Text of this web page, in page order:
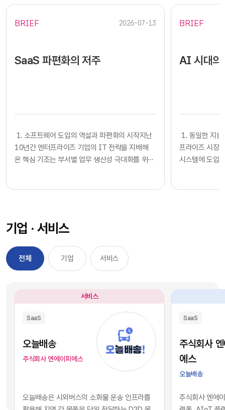
BRIEF 2026-07-13
SaaS 파편화의 저주
​​ 1. 소프트웨어 도입의 역설과 파편화의 시작지난
10년간 엔터프라이즈 기업의 IT 전략을 지배해
온 핵심 기조는 부서별 업무 생산성 극대화를 위한
업의 업무 처리 속도를 비약적으로 단축시켰고, 디
지털 전환을 달성하는 가장 확실한 방법론으로 자
리 잡았습니다.그러나 IT 인프라의 규모가 팽창하
면서 엔터프라이즈 환경에는 심각한 구조적 역설
높이기 위해 도입한 수많은 소프트웨어들이 오히
려 전사적인 데이터의 흐름을 원천적으로 단절시
키는 부작용, 즉 'SaaS 파편화' 현상을 초래한 것
입니다. 각 부서가 자신의 목적에만 부합하는 솔루
션을 파편적으로 채택하고 운용함에 따라, 기업의
핵심 자산인 데이터는 서로 호환되지 않는 수백 개
의 개별 애플리케이션 서버 안에 고립되는 결과를
니다. 특정 부서 단위의 기능적 최적화나 개별 앱의
BRIEF
AI 시대의
1. 동일한 지
프라이즈 시장
시스템에 도입
습니다. 이는
리 기업과 완벽
리즘과 추론
된 기술력과 개
현재의 AI 지
하게 거래되고
게 되었습니다.
다. 경쟁사가
기업 · 서비스
전체 기업 서비스
서비스
SaaS
오늘배송
주식회사 엔에이피에스
오늘배송은 시외버스의 소화물 운송 인프라를
SaaS
주식회사
에스
오늘배송
주식회사 엔에